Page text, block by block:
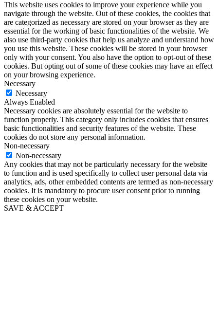
This website uses cookies to improve your experience while you
navigate through the website. Out of these cookies, the cookies that
are categorized as necessary are stored on your browser as they are
essential for the working of basic functionalities of the website. We
also use third-party cookies that help us analyze and understand how
you use this website. These cookies will be stored in your browser
only with your consent. You also have the option to opt-out of these
cookies. But opting out of some of these cookies may have an effect
on your browsing experience.
Necessary
Necessary
Always Enabled
Necessary cookies are absolutely essential for the website to
function properly. This category only includes cookies that ensures
basic functionalities and security features of the website. These
cookies do not store any personal information.
Non-necessary
Non-necessary
Any cookies that may not be particularly necessary for the website
to function and is used specifically to collect user personal data via
analytics, ads, other embedded contents are termed as non-necessary
cookies. It is mandatory to procure user consent prior to running
these cookies on your website.
SAVE & ACCEPT